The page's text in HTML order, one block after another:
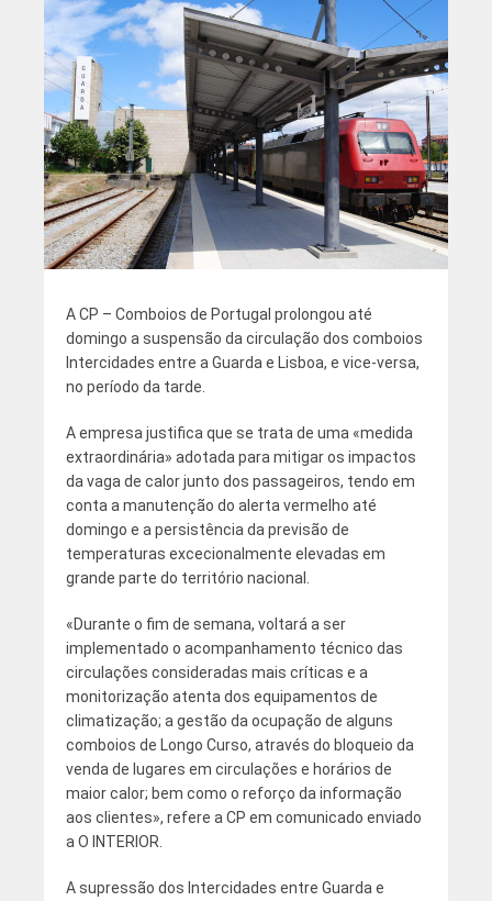
A CP – Comboios de Portugal prolongou até
domingo a suspensão da circulação dos comboios
Intercidades entre a Guarda e Lisboa, e vice-versa,
no período da tarde.
A empresa justifica que se trata de uma «medida
extraordinária» adotada para mitigar os impactos
da vaga de calor junto dos passageiros, tendo em
conta a manutenção do alerta vermelho até
domingo e a persistência da previsão de
temperaturas excecionalmente elevadas em
grande parte do território nacional.
«Durante o fim de semana, voltará a ser
implementado o acompanhamento técnico das
circulações consideradas mais críticas e a
monitorização atenta dos equipamentos de
climatização; a gestão da ocupação de alguns
comboios de Longo Curso, através do bloqueio da
venda de lugares em circulações e horários de
maior calor; bem como o reforço da informação
aos clientes», refere a CP em comunicado enviado
a O INTERIOR.
A supressão dos Intercidades entre Guarda e